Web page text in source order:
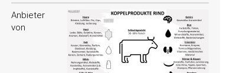
Anbieter
von